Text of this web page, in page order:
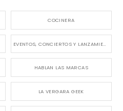
COCINERA
HABLAN LAS MARCAS
LA VERGARA GEEK